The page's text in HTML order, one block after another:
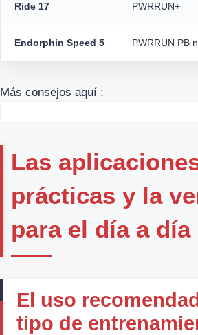
Ride 17 PWRRUN+
Endorphin Speed 5 PWRRUN PB
Más consejos aquí :
Las
prácticas y la
para el día a día
El uso
tipo de